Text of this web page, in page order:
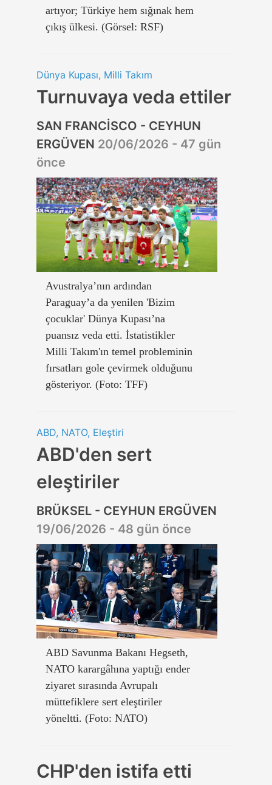
artıyor; Türkiye hem sığınak hem
çıkış ülkesi. (Görsel: RSF)
Dünya Kupası, Milli Takım
Turnuvaya veda ettiler
SAN FRANCİSCO - CEYHUN
ERGÜVEN 20/06/2026 - 47 gün
önce
Avustralya’nın ardından
Paraguay’a da yenilen 'Bizim
çocuklar' Dünya Kupası’na
puansız veda etti. İstatistikler
Milli Takım'ın temel probleminin
fırsatları gole çevirmek olduğunu
gösteriyor. (Foto: TFF)
ABD, NATO, Eleştiri
ABD'den sert
eleştiriler
BRÜKSEL - CEYHUN ERGÜVEN
19/06/2026 - 48 gün önce
ABD Savunma Bakanı Hegseth,
NATO karargâhına yaptığı ender
ziyaret sırasında Avrupalı
müttefiklere sert eleştiriler
yöneltti. (Foto: NATO)
CHP'den istifa etti